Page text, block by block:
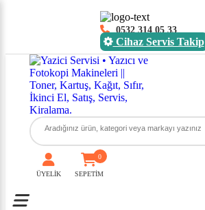
0532 314 05 33
Cihaz Servis Takip
ÜYELİK SEPETİM
0
Toggle mobile menu